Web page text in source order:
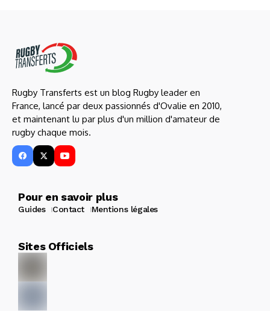
Rugby Transferts est un blog Rugby leader en
France, lancé par deux passionnés d'Ovalie en 2010,
et maintenant lu par plus d'un million d'amateur de
rugby chaque mois.
Pour en savoir plus
Guides Contact Mentions légales
Sites Officiels